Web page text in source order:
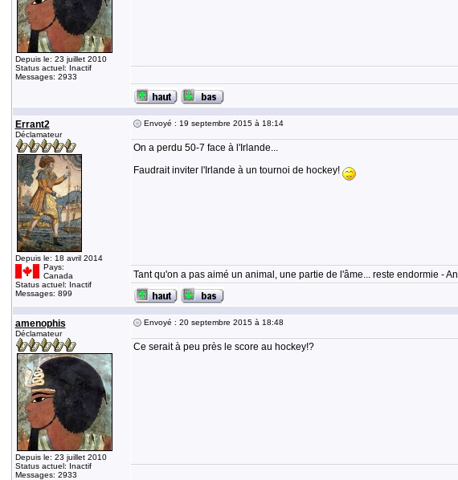
Depuis le: 23 juillet 2010
Status actuel: Inactif
Messages: 2933
Errant2
Déclamateur
Depuis le: 18 avril 2014
Pays:
Canada
Status actuel: Inactif
Messages: 899
Envoyé : 19 septembre 2015 à 18:14
On a perdu 50-7 face à l'Irlande...
Faudrait inviter l'Irlande à un tournoi de hockey!
Tant qu'on a pas aimé un animal, une partie de l'âme... reste endormie -
amenophis
Déclamateur
Depuis le: 23 juillet 2010
Status actuel: Inactif
Messages: 2933
Envoyé : 20 septembre 2015 à 18:48
Ce serait à peu près le score au hockey!?